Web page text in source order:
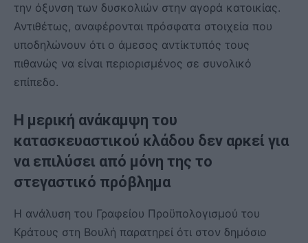
την όξυνση των δυσκολιών στην αγορά κατοικίας.
Αντιθέτως, αναφέρονται πρόσφατα στοιχεία που
υποδηλώνουν ότι ο άμεσος αντίκτυπός τους
πιθανώς να είναι περιορισμένος σε συνολικό
επίπεδο.
Η μερική ανάκαμψη του
κατασκευαστικού κλάδου δεν αρκεί για
να επιλύσει από μόνη της το
στεγαστικό πρόβλημα
Η ανάλυση του Γραφείου Προϋπολογισμού του
Κράτους στη Βουλή παρατηρεί ότι στον δημόσιο